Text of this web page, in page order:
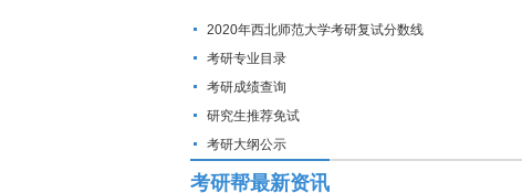
2020年西北师范大学考研复试分数线
考研专业目录
考研成绩查询
研究生推荐免试
考研大纲公示
考研帮最新资讯